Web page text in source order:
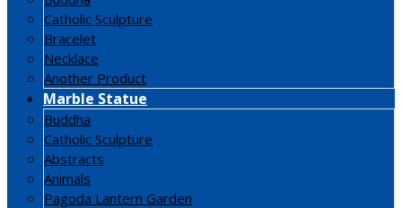
Catholic Sculpture
Bracelet
Necklace
Another Product
Marble Statue
Buddha
Catholic Sculpture
Abstracts
Animals
Pagoda Lantern Garden